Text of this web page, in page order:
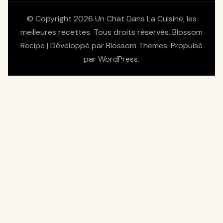
© Copyright 2026 Un Chat Dans La Cuisine, les
meilleures recettes. Tous droits réservés. Blossom
Recipe | Développé par Blossom Themes. Propulsé
par WordPress.